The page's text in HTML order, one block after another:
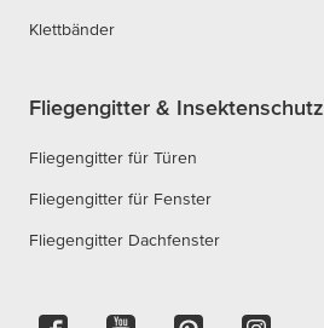
Klettbänder
Fliegengitter & Insektenschutz
Fliegengitter für Türen
Fliegengitter für Fenster
Fliegengitter Dachfenster